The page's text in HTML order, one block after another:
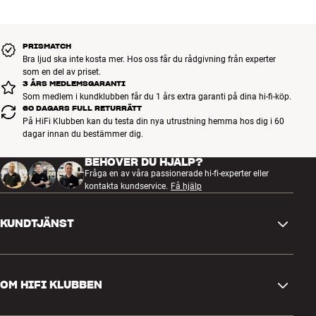
PRISMATCH
Bra ljud ska inte kosta mer. Hos oss får du rådgivning från experter
som en del av priset.
3 ÅRS MEDLEMSGARANTI
Som medlem i kundklubben får du 1 års extra garanti på dina hi-fi-köp.
60 DAGARS FULL RETURRÄTT
På HiFi Klubben kan du testa din nya utrustning hemma hos dig i 60
dagar innan du bestämmer dig.
BEHÖVER DU HJÄLP?
Fråga en av våra passionerade hi-fi-experter eller
kontakta kundservice. Få hjälp
KUNDTJÄNST
OM HIFI KLUBBEN